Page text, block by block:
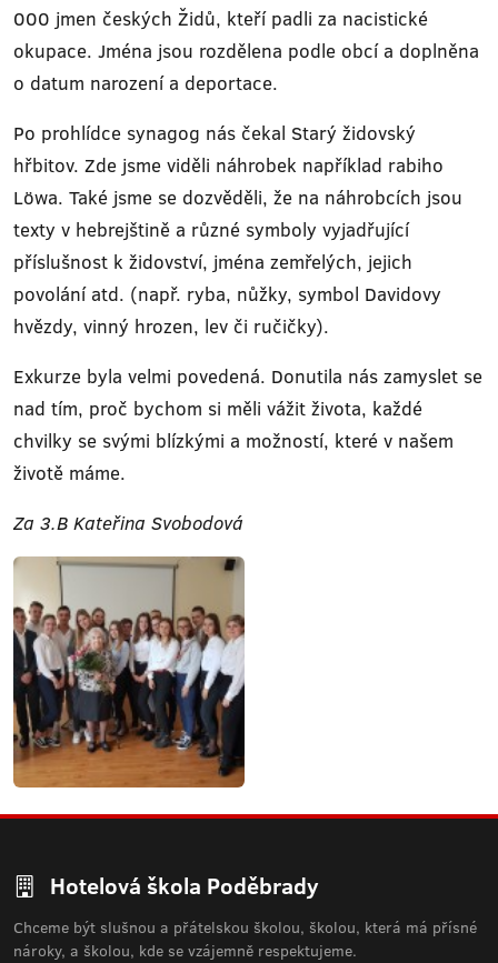
000 jmen českých Židů, kteří padli za nacistické
okupace. Jména jsou rozdělena podle obcí a doplněna
o datum narození a deportace.
Po prohlídce synagog nás čekal Starý židovský
hřbitov. Zde jsme viděli náhrobek například rabiho
Löwa. Také jsme se dozvěděli, že na náhrobcích jsou
texty v hebrejštině a různé symboly vyjadřující
příslušnost k židovství, jména zemřelých, jejich
povolání atd. (např. ryba, nůžky, symbol Davidovy
hvězdy, vinný hrozen, lev či ručičky).
Exkurze byla velmi povedená. Donutila nás zamyslet se
nad tím, proč bychom si měli vážit života, každé
chvilky se svými blízkými a možností, které v našem
životě máme.
Za 3.B Kateřina Svobodová
Hotelová škola Poděbrady
Chceme být slušnou a přátelskou školou, školou, která má přísné
nároky, a školou, kde se vzájemně respektujeme.